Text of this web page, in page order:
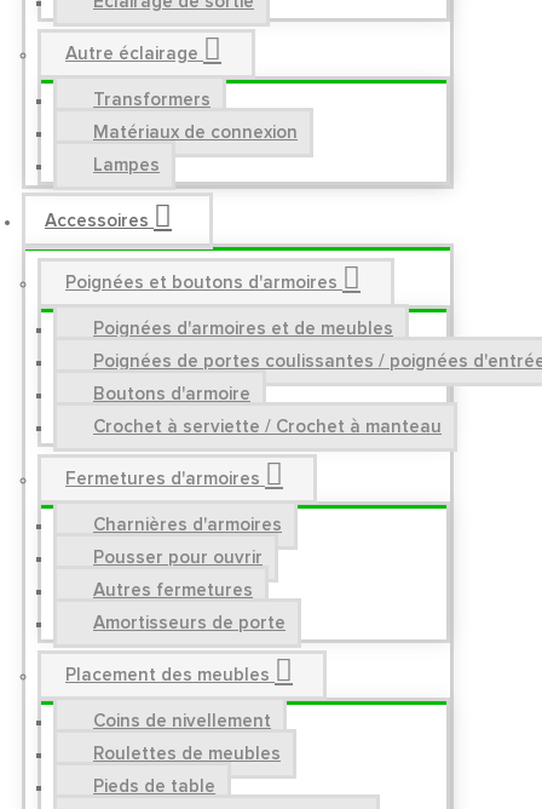
Autre éclairage
Transformers
Matériaux de connexion
Lampes
Accessoires
Poignées et boutons d'armoires
Poignées d'armoires et de meubles
Poignées de portes coulissantes / poignées
Boutons d'armoire
Crochet à serviette / Crochet à manteau
Fermetures d'armoires
Charnières d'armoires
Pousser pour ouvrir
Autres fermetures
Amortisseurs de porte
Placement des meubles
Coins de nivellement
Roulettes de meubles
Pieds de table